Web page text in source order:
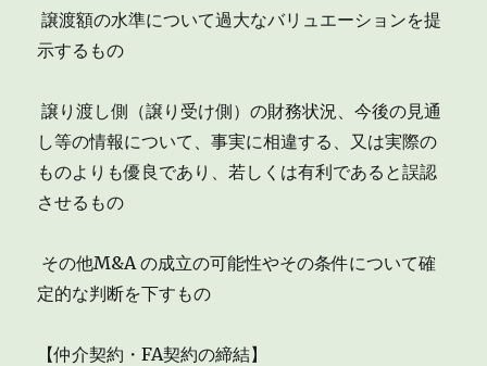
 譲渡額の水準について過大なバリュエーションを提
示するもの
 譲り渡し側（譲り受け側）の財務状況、今後の見通
し等の情報について、事実に相違する、又は実際の
ものよりも優良であり、若しくは有利であると誤認
させるもの
 その他M&A の成立の可能性やその条件について確
定的な判断を下すもの
【仲介契約・FA契約の締結】